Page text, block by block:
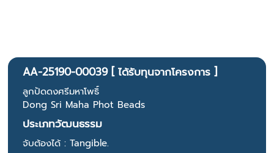
AA-25190-00039 [ ได้รับทุนจากโครงการ ]
ลูกปัดดงศรีมหาโพธิ์
Dong Sri Maha Phot Beads
ประเภทวัฒนธรรม
จับต้องได้ : Tangible.